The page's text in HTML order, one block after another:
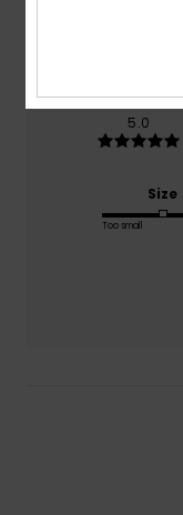
Comfort
5.0
Size
Too small